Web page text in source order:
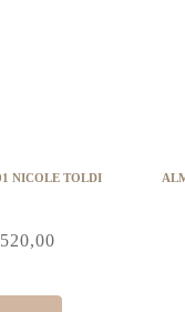
NICOLE TOLDI